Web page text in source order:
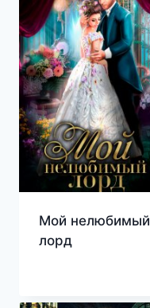
Мой нелюбимый
лорд